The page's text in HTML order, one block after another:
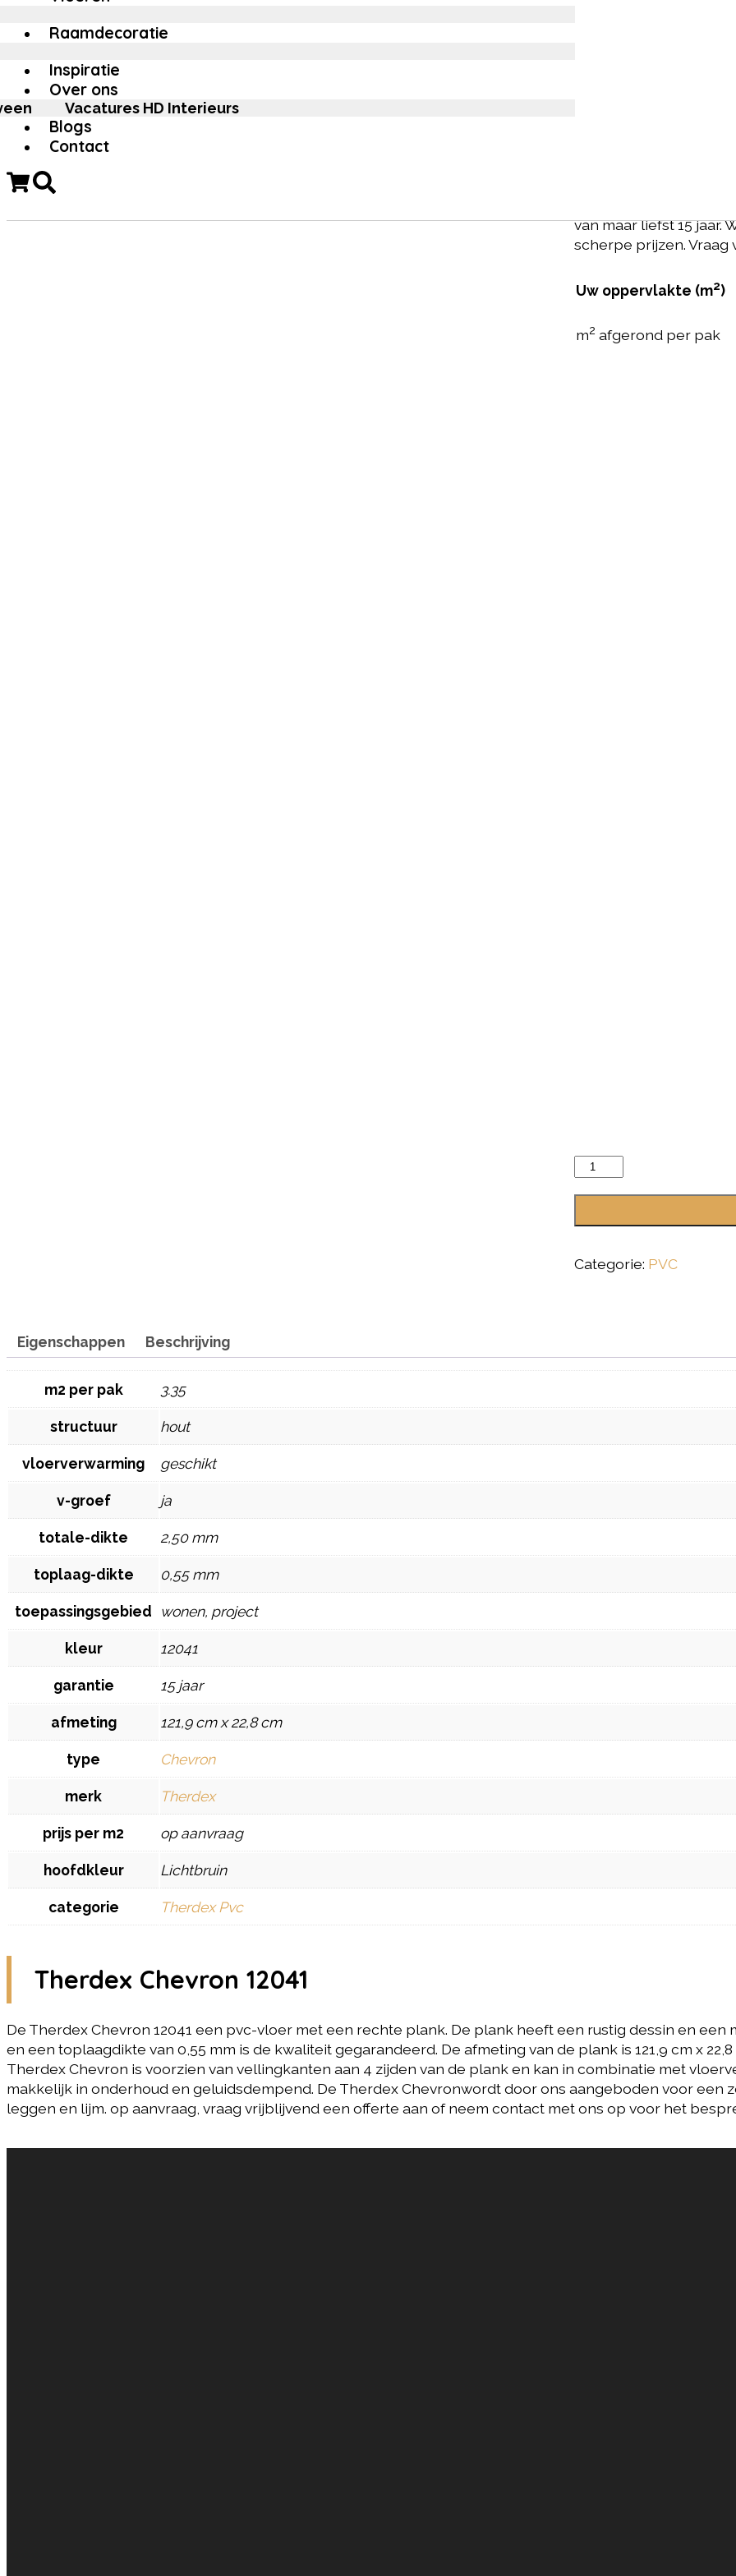
Raamdecoratie
Inspiratie
Over ons
Vacatures HD Interieurs
Blogs
Contact
van maar liefst 15 jaar.
scherpe prijzen. Vraag
Uw oppervlakte (m2)
m2 afgerond per pak
Therdex
Chevron
12041
Categorie: PVC
Eigenschappen Beschrijving
m2 per pak 3.35
structuur hout
vloerverwarming geschikt
v-groef ja
totale-dikte 2,50 mm
toplaag-dikte 0,55 mm
toepassingsgebied wonen, project
kleur 12041
garantie 15 jaar
afmeting 121,9 cm x 22,8 cm
type Chevron
merk Therdex
prijs per m2 op aanvraag
hoofdkleur Lichtbruin
categorie Therdex Pvc
Therdex Chevron 12041
De Therdex Chevron 12041 een pvc-vloer met een rechte plank. De plank heeft een rustig dessin en een
en een toplaagdikte van 0,55 mm is de kwaliteit gegarandeerd. De afmeting van de plank is 121,9 cm x
Therdex Chevron is voorzien van vellingkanten aan 4 zijden van de plank en kan in combinatie met
makkelijk in onderhoud en geluidsdempend. De Therdex Chevronwordt door ons aangeboden voor een
leggen en lijm. op aanvraag, vraag vrijblijvend een offerte aan of neem contact met ons op voor het